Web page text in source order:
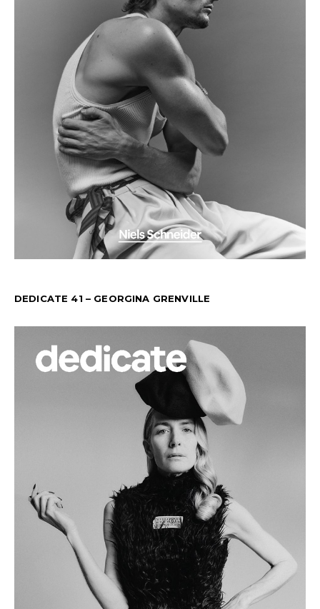
DEDICATE 41 – GEORGINA GRENVILLE